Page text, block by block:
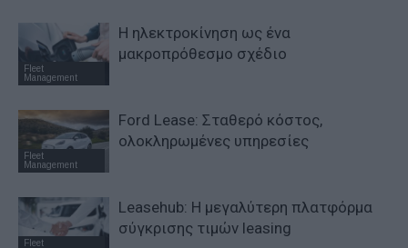
Fleet
Management
Η ηλεκτροκίνηση ως ένα
μακροπρόθεσμο σχέδιο
Fleet
Management
Ford Lease: Σταθερό κόστος,
ολοκληρωμένες υπηρεσίες
Fleet
Leasehub: Η μεγαλύτερη πλατφόρμα
σύγκρισης τιμών leasing